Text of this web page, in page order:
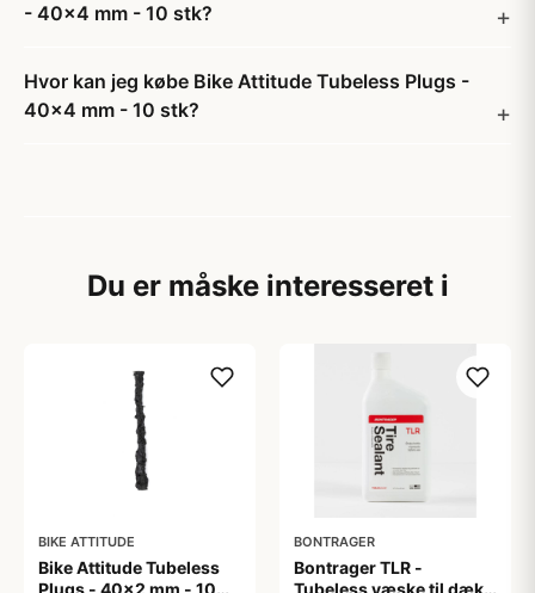
- 40x4 mm - 10 stk?
Hvor kan jeg købe Bike Attitude Tubeless Plugs -
40x4 mm - 10 stk?
Du er måske interesseret i
BIKE ATTITUDE
Bike Attitude Tubeless
Plugs - 40x2 mm - 10
BONTRAGER
Bontrager TLR -
Tubeless væske til dæk -